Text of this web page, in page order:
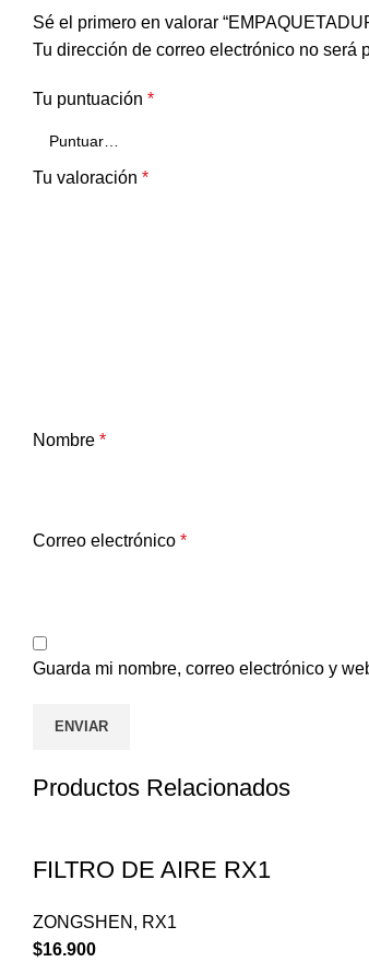
Sé el primero en valorar
Tu dirección de correo electrónico no será
Tu puntuación *
Tu valoración *
Nombre *
Correo electrónico *
Guarda mi nombre, correo electrónico y
Productos Relacionados
FILTRO DE AIRE RX1
ZONGSHEN , RX1
$16.900